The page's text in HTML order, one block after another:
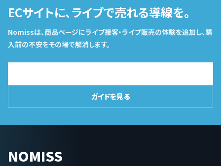
ECサイトに、ライブで売れる導線を。
Nomissは、商品ページにライブ接客・ライブ販売の体験を追加し、購
入前の不安をその場で解消します。
ガイドを見る
NOMISS